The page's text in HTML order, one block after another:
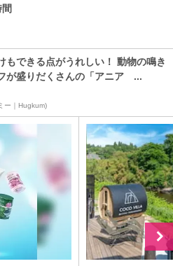
間
もできる点がうれしい！ 動物の鳴き
が盛りだくさんの「アニア ...
ー｜Hugkum)